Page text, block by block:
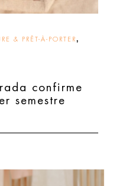
& PRÊT-À-PORTER,
confirme
semestre